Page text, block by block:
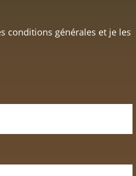
conditions générales et je les